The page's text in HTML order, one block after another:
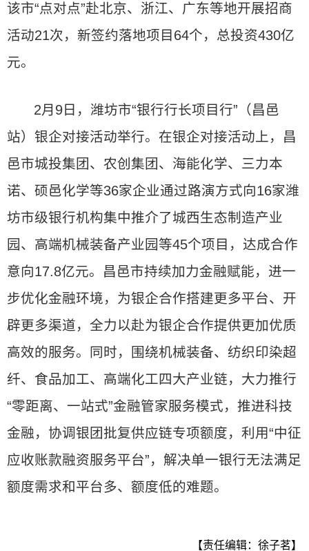
该市“点对点”赴北京、浙江、广东等地开展招商
活动21次，新签约落地项目64个，总投资430亿
元。
2月9日，潍坊市“银行行长项目行”（昌邑
站）银企对接活动举行。在银企对接活动上，昌
邑市城投集团、农创集团、海能化学、三力本
诺、硕邑化学等36家企业通过路演方式向16家潍
坊市级银行机构集中推介了城西生态制造产业
园、高端机械装备产业园等45个项目，达成合作
意向17.8亿元。昌邑市持续加力金融赋能，进一
步优化金融环境，为银企合作搭建更多平台、开
辟更多渠道，全力以赴为银企合作提供更加优质
高效的服务。同时，围绕机械装备、纺织印染超
纤、食品加工、高端化工四大产业链，大力推行
“零距离、一站式”金融管家服务模式，推进科技
金融，协调银团批复供应链专项额度，利用“中征
应收账款融资服务平台”，解决单一银行无法满足
额度需求和平台多、额度低的难题。
【责任编辑：徐子茗】